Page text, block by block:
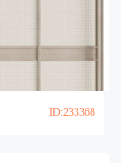
ID:233368